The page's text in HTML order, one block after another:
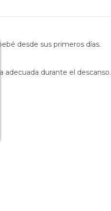
desde sus primeros días.
adecuada durante el descanso.